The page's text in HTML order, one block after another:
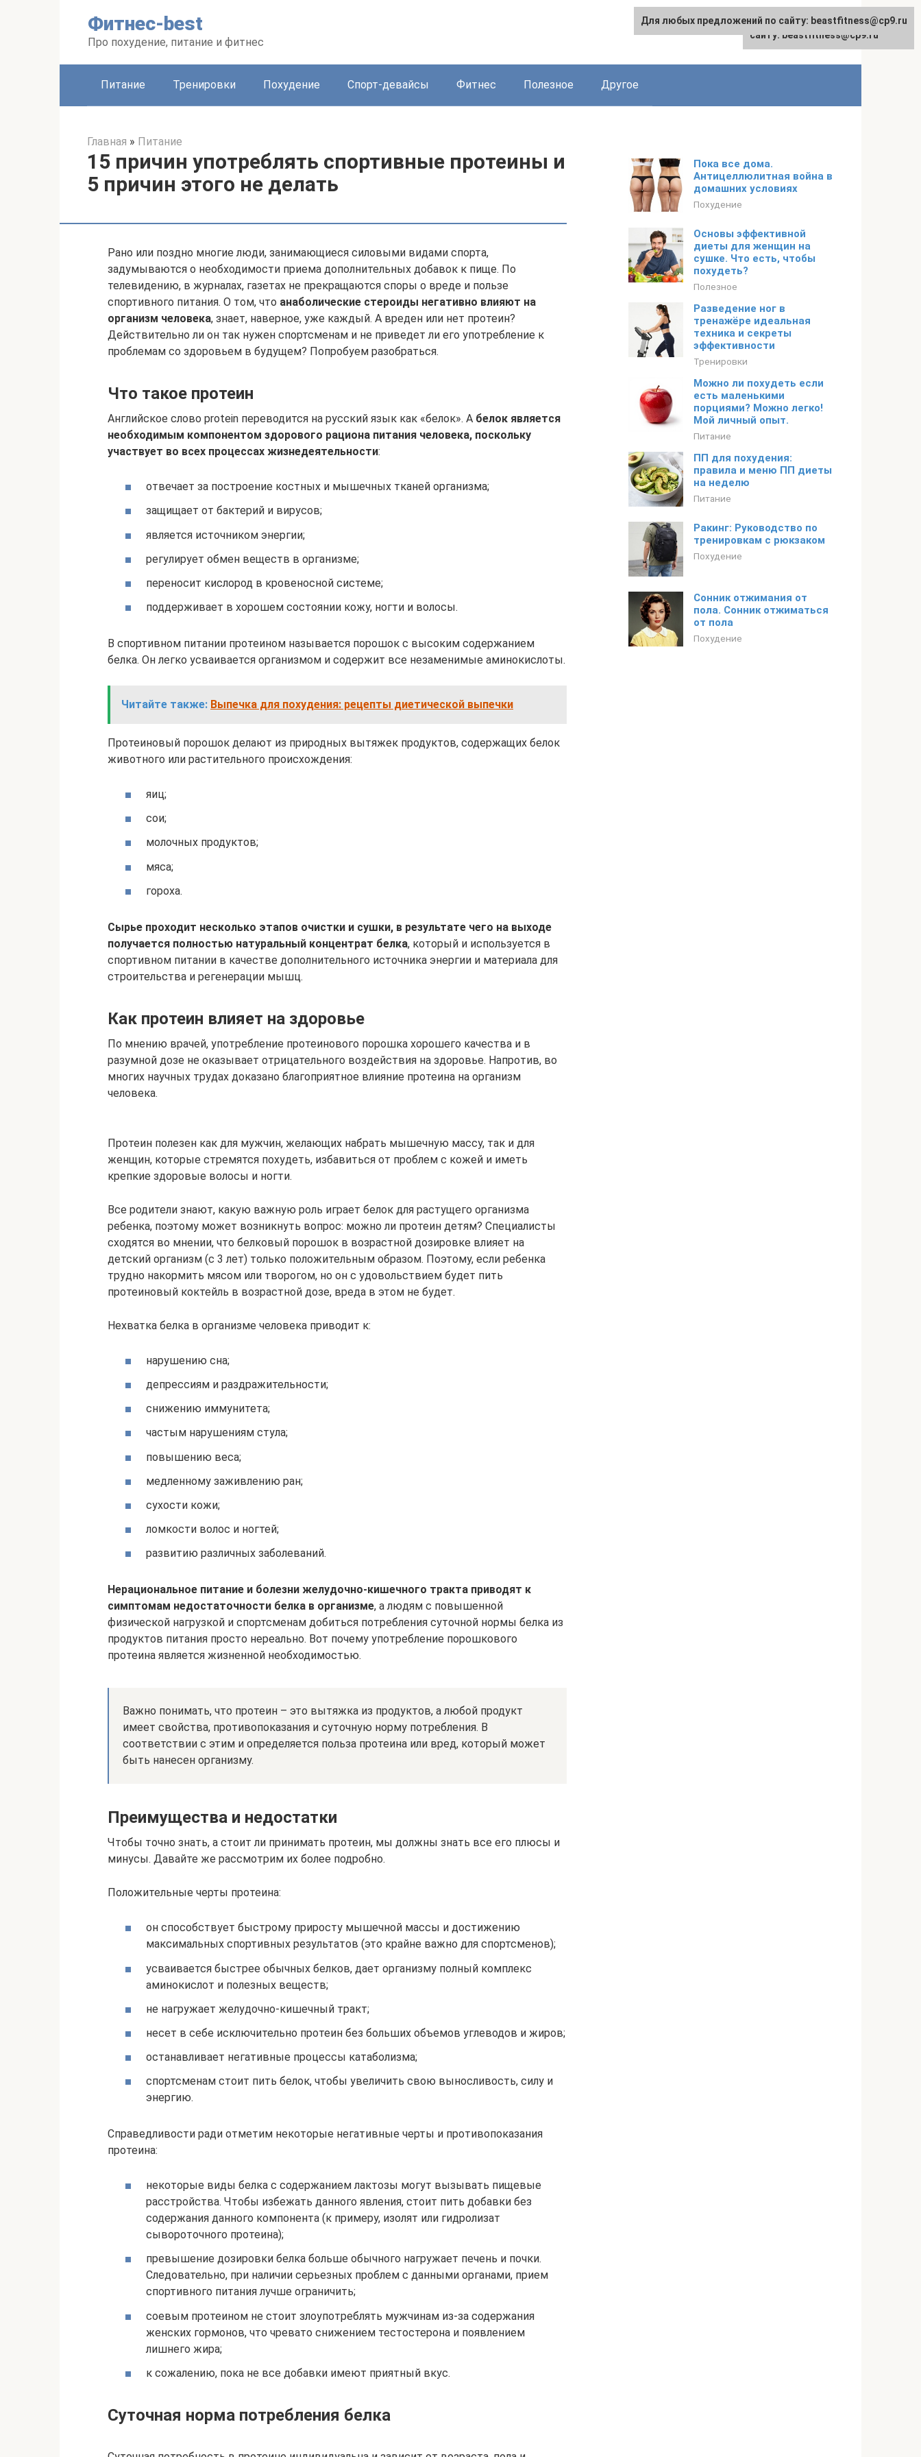
Фитнес-best
Про похудение, питание и фитнес
Питание Тренировки Похудение Спорт-девайсы Фитнес Полезное Другое
Главная » Питание
15 причин употреблять спортивные протеины и
5 причин этого не делать
Рано или поздно многие люди, занимающиеся силовыми видами спорта,
задумываются о необходимости приема дополнительных добавок к пище. По
телевидению, в журналах, газетах не прекращаются споры о вреде и пользе
спортивного питания. О том, что анаболические стероиды негативно влияют на
организм человека, знает, наверное, уже каждый. А вреден или нет протеин?
Действительно ли он так нужен спортсменам и не приведет ли его употребление к
проблемам со здоровьем в будущем? Попробуем разобраться.
Что такое протеин
Английское слово protein переводится на русский язык как «белок». А белок является
необходимым компонентом здорового рациона питания человека, поскольку
участвует во всех процессах жизнедеятельности:
отвечает за построение костных и мышечных тканей организма;
защищает от бактерий и вирусов;
является источником энергии;
регулирует обмен веществ в организме;
переносит кислород в кровеносной системе;
поддерживает в хорошем состоянии кожу, ногти и волосы.
В спортивном питании протеином называется порошок с высоким содержанием
белка. Он легко усваивается организмом и содержит все незаменимые аминокислоты.
Читайте также: Выпечка для похудения: рецепты диетической выпечки
Протеиновый порошок делают из природных вытяжек продуктов, содержащих белок
животного или растительного происхождения:
яиц;
сои;
молочных продуктов;
мяса;
гороха.
Сырье проходит несколько этапов очистки и сушки, в результате чего на выходе
получается полностью натуральный концентрат белка, который и используется в
спортивном питании в качестве дополнительного источника энергии и материала для
строительства и регенерации мышц.
Как протеин влияет на здоровье
По мнению врачей, употребление протеинового порошка хорошего качества и в
разумной дозе не оказывает отрицательного воздействия на здоровье. Напротив, во
многих научных трудах доказано благоприятное влияние протеина на организм
человека.
Протеин полезен как для мужчин, желающих набрать мышечную массу, так и для
женщин, которые стремятся похудеть, избавиться от проблем с кожей и иметь
крепкие здоровые волосы и ногти.
Все родители знают, какую важную роль играет белок для растущего организма
ребенка, поэтому может возникнуть вопрос: можно ли протеин детям? Специалисты
сходятся во мнении, что белковый порошок в возрастной дозировке влияет на
детский организм (с 3 лет) только положительным образом. Поэтому, если ребенка
трудно накормить мясом или творогом, но он с удовольствием будет пить
протеиновый коктейль в возрастной дозе, вреда в этом не будет.
Нехватка белка в организме человека приводит к:
нарушению сна;
депрессиям и раздражительности;
снижению иммунитета;
частым нарушениям стула;
повышению веса;
медленному заживлению ран;
сухости кожи;
ломкости волос и ногтей;
развитию различных заболеваний.
Нерациональное питание и болезни желудочно-кишечного тракта приводят к
симптомам недостаточности белка в организме, а людям с повышенной
физической нагрузкой и спортсменам добиться потребления суточной нормы белка из
продуктов питания просто нереально. Вот почему употребление порошкового
протеина является жизненной необходимостью.
Важно понимать, что протеин – это вытяжка из продуктов, а любой продукт
имеет свойства, противопоказания и суточную норму потребления. В
соответствии с этим и определяется польза протеина или вред, который может
быть нанесен организму.
Преимущества и недостатки
Чтобы точно знать, а стоит ли принимать протеин, мы должны знать все его плюсы и
минусы. Давайте же рассмотрим их более подробно.
Положительные черты протеина:
он способствует быстрому приросту мышечной массы и достижению
максимальных спортивных результатов (это крайне важно для спортсменов);
усваивается быстрее обычных белков, дает организму полный комплекс
аминокислот и полезных веществ;
не нагружает желудочно-кишечный тракт;
несет в себе исключительно протеин без больших объемов углеводов и жиров;
останавливает негативные процессы катаболизма;
спортсменам стоит пить белок, чтобы увеличить свою выносливость, силу и
энергию.
Справедливости ради отметим некоторые негативные черты и противопоказания
протеина:
некоторые виды белка с содержанием лактозы могут вызывать пищевые
расстройства. Чтобы избежать данного явления, стоит пить добавки без
содержания данного компонента (к примеру, изолят или гидролизат
сывороточного протеина);
превышение дозировки белка больше обычного нагружает печень и почки.
Следовательно, при наличии серьезных проблем с данными органами, прием
спортивного питания лучше ограничить;
соевым протеином не стоит злоупотреблять мужчинам из-за содержания
женских гормонов, что чревато снижением тестостерона и появлением
лишнего жира;
к сожалению, пока не все добавки имеют приятный вкус.
Суточная норма потребления белка
Пока все дома.
Антицеллюлитная война в
домашних условиях
Похудение
Основы эффективной
диеты для женщин на
сушке. Что есть, чтобы
похудеть?
Полезное
Разведение ног в
тренажёре идеальная
техника и секреты
эффективности
Тренировки
Можно ли похудеть если
есть маленькими
порциями? Можно легко!
Мой личный опыт.
Питание
ПП для похудения:
правила и меню ПП диеты
на неделю
Питание
Ракинг: Руководство по
тренировкам с рюкзаком
Похудение
Сонник отжимания от
пола. Сонник отжиматься
от пола
Похудение
Для любых предложений по
сайту: beastfitness@cp9.ru
Для любых предложений по сайту: beastfitness@cp9.ru